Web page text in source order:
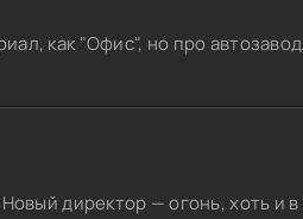
как "Офис", но про
директор — огонь, хоть и